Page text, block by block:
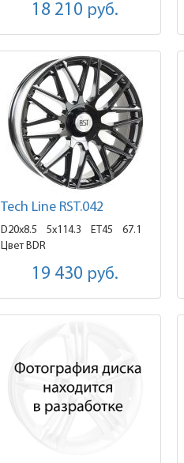
18 210 руб.
Tech Line RST.042
D20x8.5 5x114.3 ET45
67.1
Цвет BDR
19 430 руб.